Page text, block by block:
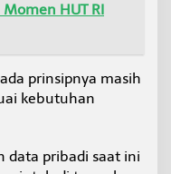
HUT RI
prinsipnya masih
kebutuhan
data pribadi saat ini